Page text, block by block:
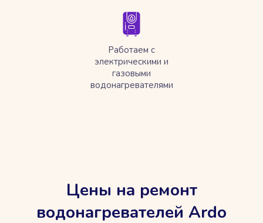
Работаем с
электрическими и
газовыми
водонагревателями
Цены на ремонт
водонагревателей Ardo